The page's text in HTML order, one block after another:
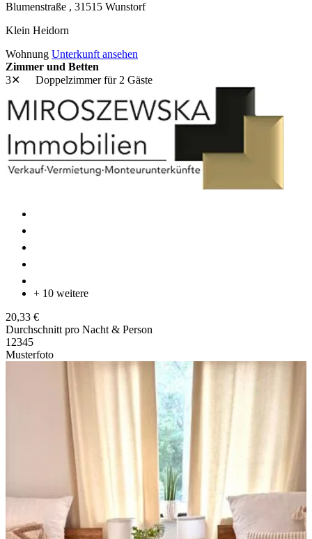
Blumenstraße , 31515 Wunstorf
Klein Heidorn
Wohnung Unterkunft ansehen
Zimmer und Betten
3✕
Doppelzimmerfür 2 Gäste
+ 10 weitere
20,33 €
Durchschnitt pro Nacht & Person
12345
Musterfoto